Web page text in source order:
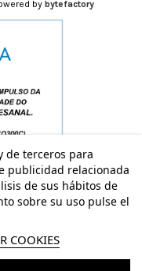
de terceros para
publicidad relacionada
de sus hábitos de
sobre su uso pulse el
COOKIES
by bytefactory